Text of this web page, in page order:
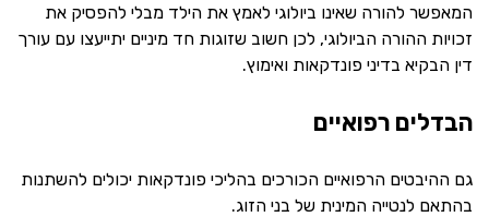
המאפשר להורה שאינו ביולוגי לאמץ את הילד מבלי להפסיק את
זכויות ההורה הביולוגי, לכן חשוב שזוגות חד מיניים יתייעצו עם עורך
דין הבקיא בדיני פונדקאות ואימוץ.
הבדלים רפואיים
גם ההיבטים הרפואיים הכורכים בהליכי פונדקאות יכולים להשתנות
בהתאם לנטייה המינית של בני הזוג.